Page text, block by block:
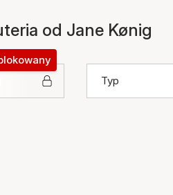
od Jane Kønig
Typ